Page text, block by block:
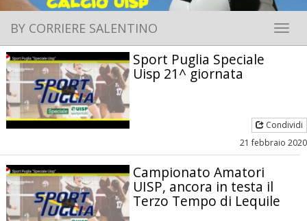
BY CORRIERE SALENTINO
Sport Puglia Speciale
Uisp 21^ giornata
Condividi
21 febbraio 2020
Campionato Amatori
UISP, ancora in testa il
Terzo Tempo di Lequile